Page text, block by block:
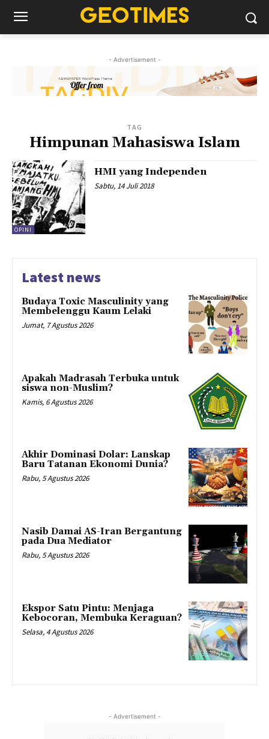
- Advertisement -
TAG
Himpunan Mahasiswa Islam
OPINI
HMI yang Independen
Sabtu, 14 Juli 2018
Latest news
Budaya Toxic Masculinity yang
Membelenggu Kaum Lelaki
Jumat, 7 Agustus 2026
Apakah Madrasah Terbuka untuk
siswa non-Muslim?
Kamis, 6 Agustus 2026
Akhir Dominasi Dolar: Lanskap
Baru Tatanan Ekonomi Dunia?
Rabu, 5 Agustus 2026
Nasib Damai AS-Iran Bergantung
pada Dua Mediator
Rabu, 5 Agustus 2026
Ekspor Satu Pintu: Menjaga
Kebocoran, Membuka Keraguan?
Selasa, 4 Agustus 2026
- Advertisement -